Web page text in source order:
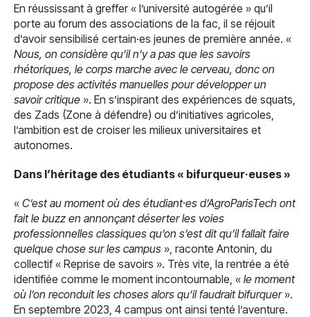
En réussissant à greffer « l’université autogérée » qu’il
porte au forum des associations de la fac, il se réjouit
d’avoir sensibilisé certain·es jeunes de première année. «
Nous, on considère qu’il n’y a pas que les savoirs
rhétoriques, le corps marche avec le cerveau, donc on
propose des activités manuelles pour développer un
savoir critique ». En s’inspirant des expériences de squats,
des Zads (Zone à défendre) ou d’initiatives agricoles,
l’ambition est de croiser les milieux universitaires et
autonomes.
Dans l’héritage des étudiants « bifurqueur·euses »
« C’est au moment où des étudiant·es d’AgroParisTech ont
fait le buzz en annonçant déserter les voies
professionnelles classiques qu’on s’est dit qu’il fallait faire
quelque chose sur les campus », raconte Antonin, du
collectif « Reprise de savoirs ». Très vite, la rentrée a été
identifiée comme le moment incontournable, « le moment
où l’on reconduit les choses alors qu’il faudrait bifurquer».
En septembre 2023, 4 campus ont ainsi tenté l’aventure.